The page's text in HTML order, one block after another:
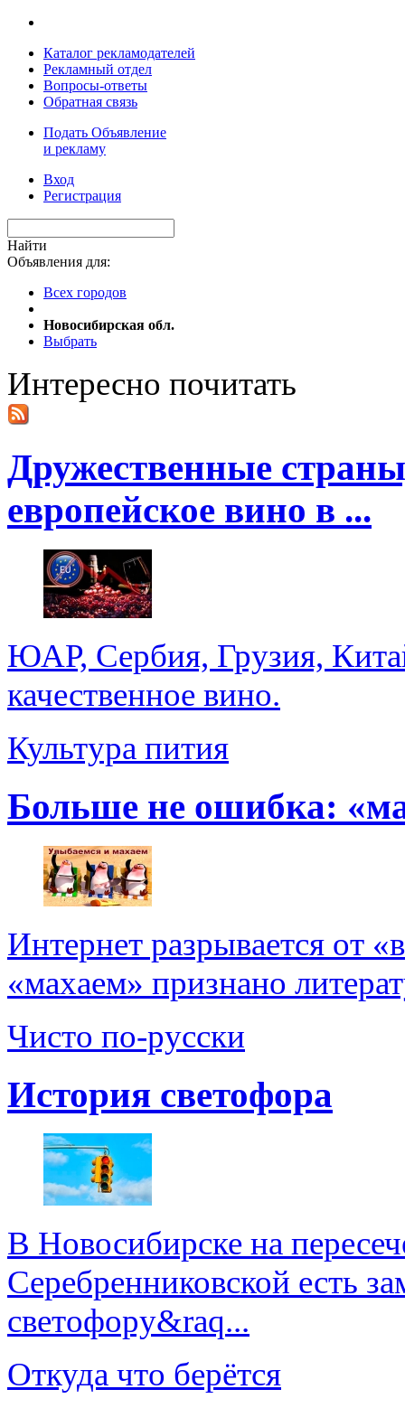
Каталог рекламодателей
Рекламный отдел
Вопросы-ответы
Обратная связь
Подать Объявление
и рекламу
Вход
Регистрация
Найти
Объявления для:
Всех городов
Новосибирская обл.
Выбрать
Интересно почитать
Дружественные
европейское вино в ...
ЮАР, Сербия, Грузия,
качественное вино.
Культура пития
Больше не ошибка:
Интернет разрывается от
«махаем» признано
Чисто по-русски
История светофора
В Новосибирске на
Серебренниковской есть
светофору&raq...
Откуда что берётся